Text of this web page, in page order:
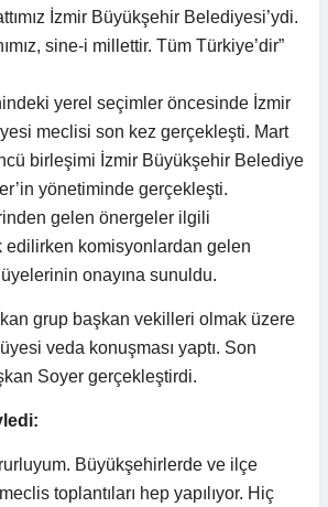
İzmir Büyükşehir Belediyesi’ydi.
sine-i millettir. Tüm Türkiye’dir”
yerel seçimler öncesinde İzmir
meclisi son kez gerçekleşti. Mart
birleşimi İzmir Büyükşehir Belediye
yönetiminde gerçekleşti.
gelen önergeler ilgili
edilirken komisyonlardan gelen
onayına sunuldu.
grup başkan vekilleri olmak üzere
veda konuşması yaptı. Son
Soyer gerçekleştirdi.
Büyükşehirlerde ve ilçe
toplantıları hep yapılıyor. Hiç